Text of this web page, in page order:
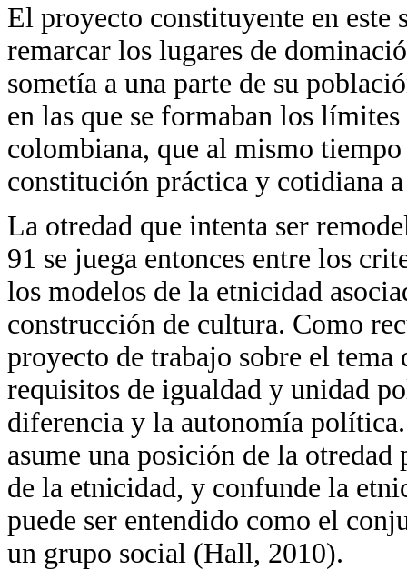
El proyecto constituyente en
remarcar los lugares de
sometía a una parte de su
en las que se formaban los
colombiana, que al mismo
constitución práctica y cotidiana
La otredad que intenta ser
91 se juega entonces entre los
los modelos de la etnicidad
construcción de cultura. Como
proyecto de trabajo sobre el
requisitos de igualdad y unidad
diferencia y la autonomía
asume una posición de la
de la etnicidad, y confunde la
puede ser entendido como el
un grupo social (Hall, 2010).